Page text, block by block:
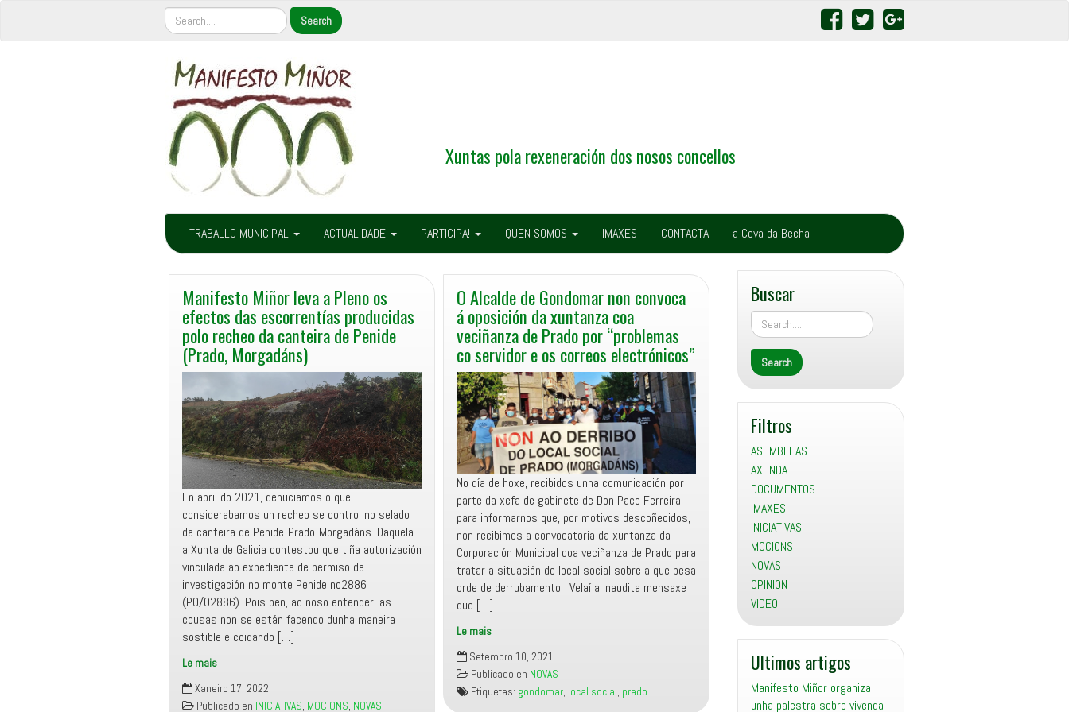
Xuntas pola rexeneración dos nosos concellos
TRABALLO MUNICIPAL ACTUALIDADE PARTICIPA! QUEN SOMOS IMAXES CONTACTA a Cova da Becha
Manifesto Miñor leva a Pleno os
efectos das escorrentías producidas
polo recheo da canteira de Penide
(Prado, Morgadáns)
En abril do 2021, denuciamos o que
considerabamos un recheo se control no selado
da canteira de Penide-Prado-Morgadáns. Daquela
a Xunta de Galicia contestou que tiña autorización
vinculada ao expediente de permiso de
investigación no monte Penide no2886
(PO/02886). Pois ben, ao noso entender, as
cousas non se están facendo dunha maneira
sostible e coidando […]
Le mais
Manifesto
MiñorXaneiro 17, 2022
Publicado en INICIATIVAS, MOCIONS, NOVAS
O Alcalde de Gondomar non convoca
á oposición da xuntanza coa
veciñanza de Prado por “problemas
co servidor e os correos electrónicos”
No día de hoxe, recibidos unha comunicación por
parte da xefa de gabinete de Don Paco Ferreira
para informarnos que, por motivos descoñecidos,
non recibimos a convocatoria da xuntanza da
Corporación Municipal coa veciñanza de Prado para
tratar a situación do local social sobre a que pesa
orde de derrubamento. Velaí a inaudita mensaxe
que […]
Le mais
O
Alcalde
de
Gondomar
Setembro 10, 2021
Publicado en NOVAS
Etiquetas: gondomar, local social, prado
Buscar
Filtros
ASEMBLEAS
AXENDA
DOCUMENTOS
IMAXES
INICIATIVAS
MOCIONS
NOVAS
OPINION
VIDEO
Ultimos artigos
Manifesto Miñor organiza
unha palestra sobre vivenda